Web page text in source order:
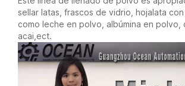
sellar latas, frascos de vidrio, hojalata
como leche en polvo, albúmina en polvo,
acai, ect.